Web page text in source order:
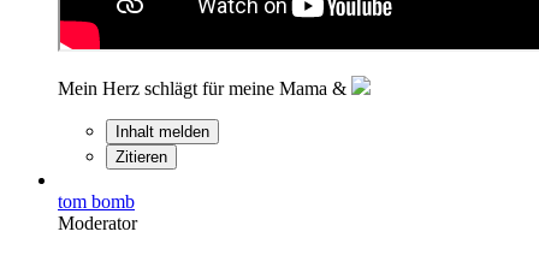
Mein Herz schlägt für meine Mama &
Inhalt melden
Zitieren
tom bomb
Moderator